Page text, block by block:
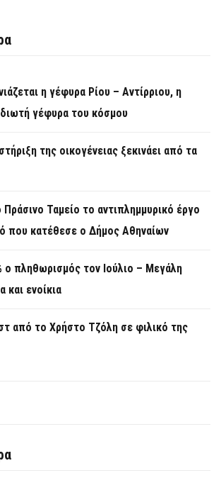
η γέφυρα Ρίου – Αντίρριου, η
γέφυρα του κόσμου
της οικογένειας ξεκινάει από τα
Ταμείο το αντιπλημμυρικό έργο
που κατέθεσε ο Δήμος Αθηναίων
πληθωρισμός τον Ιούλιο – Μεγάλη
και ενοίκια
από το Χρήστο Τζόλη σε φιλικό της